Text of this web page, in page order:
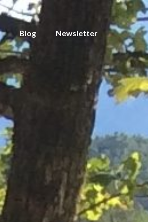
Blog Newsletter